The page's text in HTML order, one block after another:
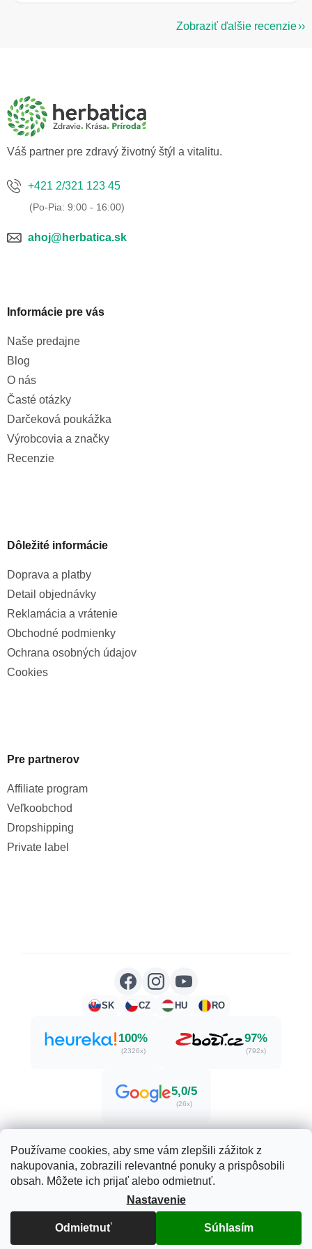
Používame cookies, aby sme vám zlepšili zážitok z
nakupovania, zobrazili relevantné ponuky a prispôsobili
obsah. Môžete ich prijať alebo odmietnuť.
Nastavenie
Odmietnuť Súhlasím
Zobraziť ďalšie recenzie
Váš partner pre zdravý životný štýl a vitalitu.
+421 2/321 123 45
ahoj@herbatica.sk
Informácie pre vás
Naše predajne
Blog
O nás
Časté otázky
Darčeková poukážka
Výrobcovia a značky
Recenzie
Dôležité informácie
Doprava a platby
Detail objednávky
Reklamácia a vrátenie
Obchodné podmienky
Ochrana osobných údajov
Cookies
Pre partnerov
Affiliate program
Veľkoobchod
Dropshipping
Private label
SK CZ HU RO
100%
(2326x)
97%
(792x)
5,0/5
(26x)
Vytvoril Shoptet
Copyright 2026Herbatica.sk. Všetky práva vyhradené.
Upraviť nastavenie cookies